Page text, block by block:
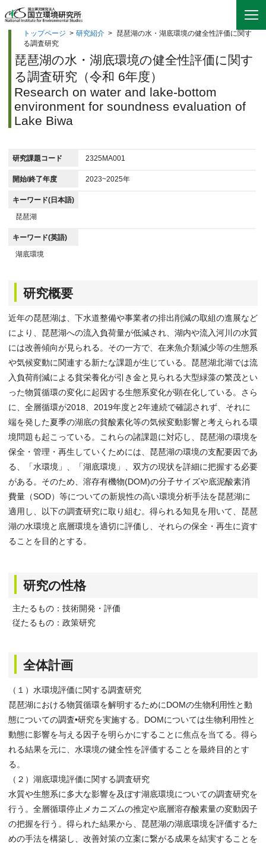
トップページ > 研究紹介 > 琵琶湖の水・湖底環境の健全性評価に関す
る調査研究
琵琶湖の水・湖底環境の健全性評価に関す
る調査研究（令和 6年度）
Research on water and lake-bottom
environment for soundness evaluation of
Lake Biwa
研究課題コード 2325MA001
開始/終了年度 2023~2025年
キーワード(日本語)
琵琶湖
キーワード(英語)
湖底環境
研究概要
近年の琵琶湖は、下水道整備や事業者の排出削減の取組の進展など
により、琵琶湖への流入負荷量が低減され、湖内や流入河川の水質
には改善傾向が見られる。その一方で、在来魚介類減少等の生態系
や気候変動に関連する新たな課題が生じている。琵琶湖北湖では流
入負荷削減による貧栄養化が引き金と見られる大型緑藻の繁茂とい
った物質循環の変化に起因する生態系変化が顕在化している。さら
に、全層循環が2018、2019年度と2年連続で確認されず、それに
端を発した夏季の湖底の貧酸素化等の気候変動影響と考えられる環
境問題も起こっている。これらの諸課題に対応し、琵琶湖の環境を
保全・管理・再生していくためには、琵琶湖の環境の支配要因であ
る、「水環境」、「湖底環境」、双方の現状を詳細に把握する必要
がある。そのため、溶存有機物(DOM)の分子サイズや底泥酸素消
費量（SOD）等についての新規性の高い環境分析手法を琵琶湖に
適用し、以下の調査研究に取り組む。得られる知見を用いて、琵琶
湖の水環境と底層環境を適切に評価し、それらの保全・再生に資す
ることを目的とする。
研究の性格
主たるもの：技術開発・評価
従たるもの：政策研究
全体計画
（１）水環境評価に関する調査研究
琵琶湖における物質循環を解明するためにDOMの生物利用性と動
態についての調査•研究を実施する。DOMについては生物利用性と
動態に影響を与える因子を明らかにすることに焦点を当てる。得ら
れる結果を元に、水環境の健全性を評価することを最終目的とす
る。
（２）湖底環境評価に関する調査研究
水質や生態系に多大な影響を及ぼす湖底環境についての調査研究を
行う。全層循環停止メカニズムの推定や底層溶存酸素量の変動因子
の把握を行う。得られた結果から、琵琶湖の湖底環境を評価するた
めの手法を構築し、改善対策の立案に繋がる成果を結実することを